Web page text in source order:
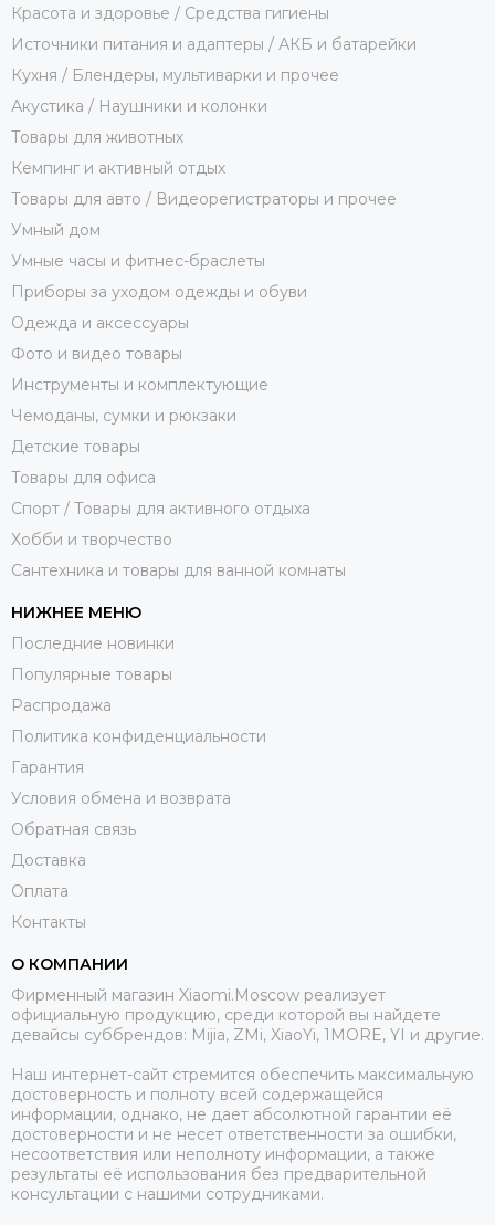
Красота и здоровье / Средства гигиены
Источники питания и адаптеры / АКБ и батарейки
Кухня / Блендеры, мультиварки и прочее
Акустика / Наушники и колонки
Товары для животных
Кемпинг и активный отдых
Товары для авто / Видеорегистраторы и прочее
Умный дом
Умные часы и фитнес-браслеты
Приборы за уходом одежды и обуви
Одежда и аксессуары
Фото и видео товары
Инструменты и комплектующие
Чемоданы, сумки и рюкзаки
Детские товары
Товары для офиса
Спорт / Товары для активного отдыха
Хобби и творчество
Сантехника и товары для ванной комнаты
НИЖНЕЕ МЕНЮ
Последние новинки
Популярные товары
Распродажа
Политика конфиденциальности
Гарантия
Условия обмена и возврата
Обратная связь
Доставка
Оплата
Контакты
О КОМПАНИИ
Фирменный магазин Xiaomi.Moscow реализует
официальную продукцию, среди которой вы найдете
девайсы суббрендов: Mijia, ZMi, XiaoYi, 1MORE, YI и другие.
Наш интернет-сайт стремится обеспечить максимальную
достоверность и полноту всей содержащейся
информации, однако, не дает абсолютной гарантии её
достоверности и не несет ответственности за ошибки,
несоответствия или неполноту информации, а также
результаты её использования без предварительной
консультации с нашими сотрудниками.